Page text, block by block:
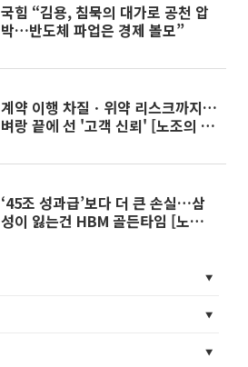
국힘 “김용, 침묵의 대가로 공천 압
박…반도체 파업은 경제 볼모”
계약 이행 차질ㆍ위약 리스크까지…
벼랑 끝에 선 '고객 신뢰' [노조의 위
‘45조 성과급’보다 더 큰 손실…삼
성이 잃는건 HBM 골든타임 [노조의